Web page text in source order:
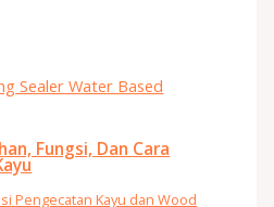
Fungsi, Dan Cara
Pengecatan Kayu dan Wood